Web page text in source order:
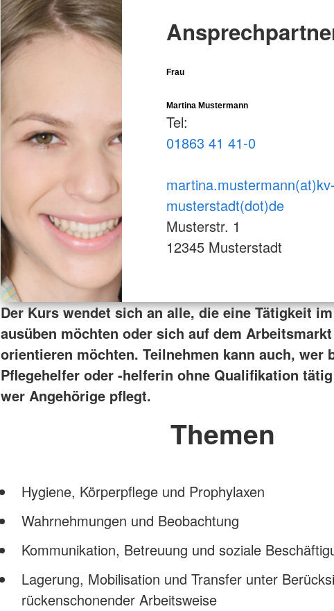
Frau
Martina Mustermann
Tel:
01863 41 41-0
martina.mustermann(at)kv-
musterstadt(dot)de
Musterstr. 1
12345 Musterstadt
Der Kurs wendet sich an alle, die eine Tätigkeit
ausüben möchten oder sich auf dem
orientieren möchten. Teilnehmen kann auch, wer
Pflegehelfer oder -helferin ohne Qualifikation
wer Angehörige pflegt.
Themen
Hygiene, Körperpflege und Prophylaxen
Wahrnehmungen und Beobachtung
Kommunikation, Betreuung und soziale
Lagerung, Mobilisation und Transfer unter
rückenschonender Arbeitsweise